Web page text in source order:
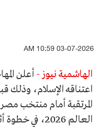
03-07-2026 10:59 AM
الهاشمية نيوز - أعلن
اعتناقه الإسلام، وذلك
العالم 2026،